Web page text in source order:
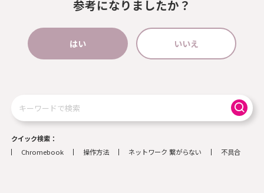
参考になりましたか？
はい いいえ
検
索
クイック検索
Chromebook
操作方法 ネットワーク 繋がらない 不具合